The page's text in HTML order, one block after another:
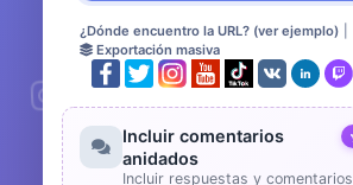
¿Dónde encuentro la URL? (ver ejemplo)
Exportación masiva
Incluir comentarios
anidados
Incluir respuestas y comentarios